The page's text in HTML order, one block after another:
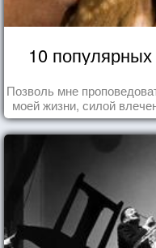
10
Позволь мне
моей жизни, силой